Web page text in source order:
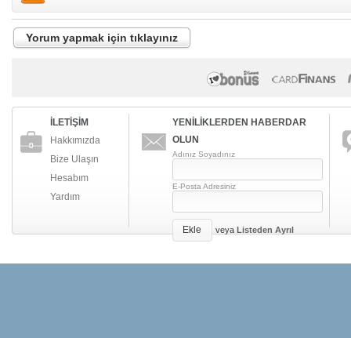
Yorum yapmak için tıklayınız
İLETİŞİM
Hakkımızda
Bize Ulaşın
Hesabım
Yardım
YENİLİKLERDEN HABERDAR
OLUN
Adınız Soyadınız
E-Posta Adresiniz
Ekle veya Listeden Ayrıl